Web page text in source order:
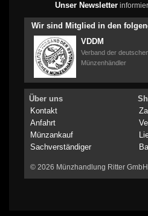
Unser Newsletter
Wir sind Mitglied in den
VDDM
Verband der
Münzenhändler
Über uns
Kontakt
Anfahrt
Münzankauf
Sachverständiger
© 2026 Münzhandlung Ritter GmbH